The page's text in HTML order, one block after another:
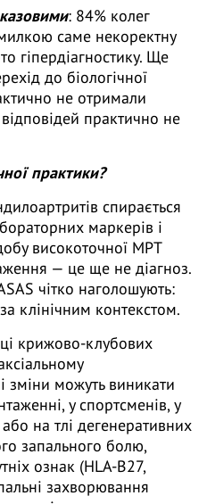
: 84% колег
саме некоректну
гіпердіагностику. Ще
до біологічної
не отримали
практично не
практики?
спирається
маркерів і
добу високоточної МРТ
— це ще не діагноз.
чітко наголошують:
клінічним контекстом.
крижово-клубових
зміни можуть виникати
у спортсменів, у
на тлі дегенеративних
запального болю,
ознак (HLA-B27,
захворювання